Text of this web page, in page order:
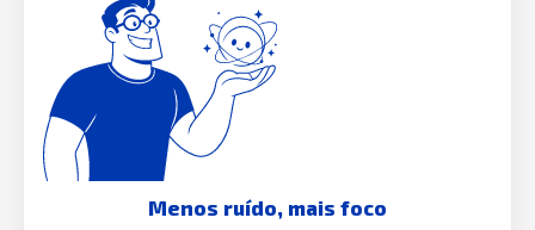
Menos ruído, mais foco